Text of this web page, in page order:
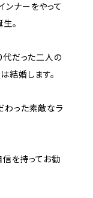
ンナーをやって
。
代だった二人の
結婚します。
わった素敵なラ
信を持ってお勧